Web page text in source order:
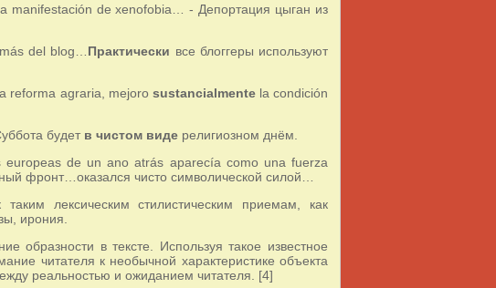
manifestación de xenofobia… - Депортация цыган из
del blog… Практически все блоггеры используют
reforma agraria, mejorosustancialmentela condición
будет в чистом виде религиозном днём.
de un ano atrás aparecía como una fuerza
фронт…оказался чисто символической силой…
лексическим стилистическим приемам, как
ирония.
образности в тексте. Используя такое известное
читателя к необычной характеристике объекта
реальностью и ожиданием читателя. [4]